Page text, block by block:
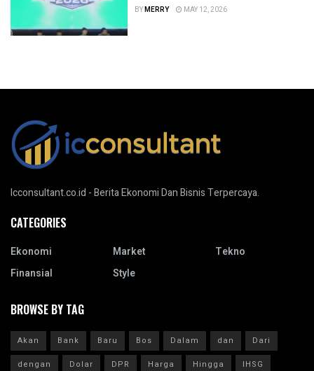
BYMERRY MAY 12, 2026
Icconsultant.co.id - Berita Ekonomi Dan Bisnis Terpercaya.
CATEGORIES
Ekonomi
Finansial
Market
Style
Tekno
BROWSE BY TAG
Akan Bank Baru Bos Dalam dan
Dari
dengan
Dolar DPR Harga Hingga IHSG